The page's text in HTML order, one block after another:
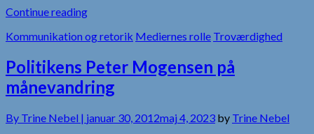
Continue reading
Kommunikation og retorik Mediernes rolle Troværdighed
Politikens Peter Mogensen på
månevandring
By Trine Nebel | januar 30, 2012maj 4, 2023 by Trine Nebel